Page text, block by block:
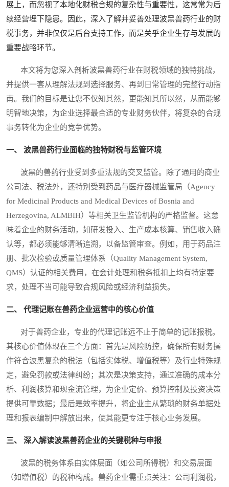
展上，而忽视了本地化财税合规的复杂性与重要性，这常常为后
续经营埋下隐患。因此，深入了解并妥善处理波黑兽药行业的财
税事务，并非仅仅是后台支持工作，而是关乎企业生存与发展的
重要战略环节。
本文将为您深入剖析波黑兽药行业在财税领域的独特挑战，
并提供一套从理解法规到选择服务、再到日常管理的完整行动指
南。我们的目标是让您不仅知其然，更能知其所以然，从而能够
明智地决策，为企业选择最合适的专业财务伙伴，将复杂的合规
事务转化为企业的竞争优势。
一、 波黑兽药行业面临的独特财税与监管环境
波黑的兽药行业受到多重法规的交叉监管。除了通用的商业
公司法、税法外，还特别受到药品与医疗器械监管局（Agency
for Medicinal Products and Medical Devices of Bosnia and
Herzegovina, ALMBIH）等相关卫生监管机构的严格监督。这意
味着企业的财务活动，如研发投入、生产成本核算、销售收入确
认等，都必须能够清晰追溯，以备监管审查。例如，用于药品注
册、批次检验或质量管理体系（Quality Management System,
QMS）认证的相关费用，在会计处理和税务抵扣上均有特定要
求，处理不当可能导致合规风险或经济利益损失。
二、 代理记账在兽药企业运营中的核心价值
对于兽药企业，专业的代理记账远不止于简单的记账报税。
其核心价值体现在三个方面：首先是风险防控，确保所有财务操
作符合波黑复杂的税法（包括实体税、增值税等）及行业特殊规
定，避免罚款或法律纠纷；其次是决策支持，通过准确的成本分
析、利润核算和现金流管理，为企业定价、预算控制及投资决策
提供可靠数据；最后是效率提升，将企业主从繁琐的财务单据处
理和报表编制中解放出来，使其能更专注于核心业务发展。
三、 深入解读波黑兽药企业的关键税种与申报
波黑的税务体系由实体层面（如公司所得税）和交易层面
（如增值税）的税种构成。兽药企业需重点关注：公司利润税，